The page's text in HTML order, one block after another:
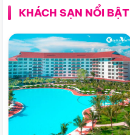
KHÁCH SẠN NỔI BẬT